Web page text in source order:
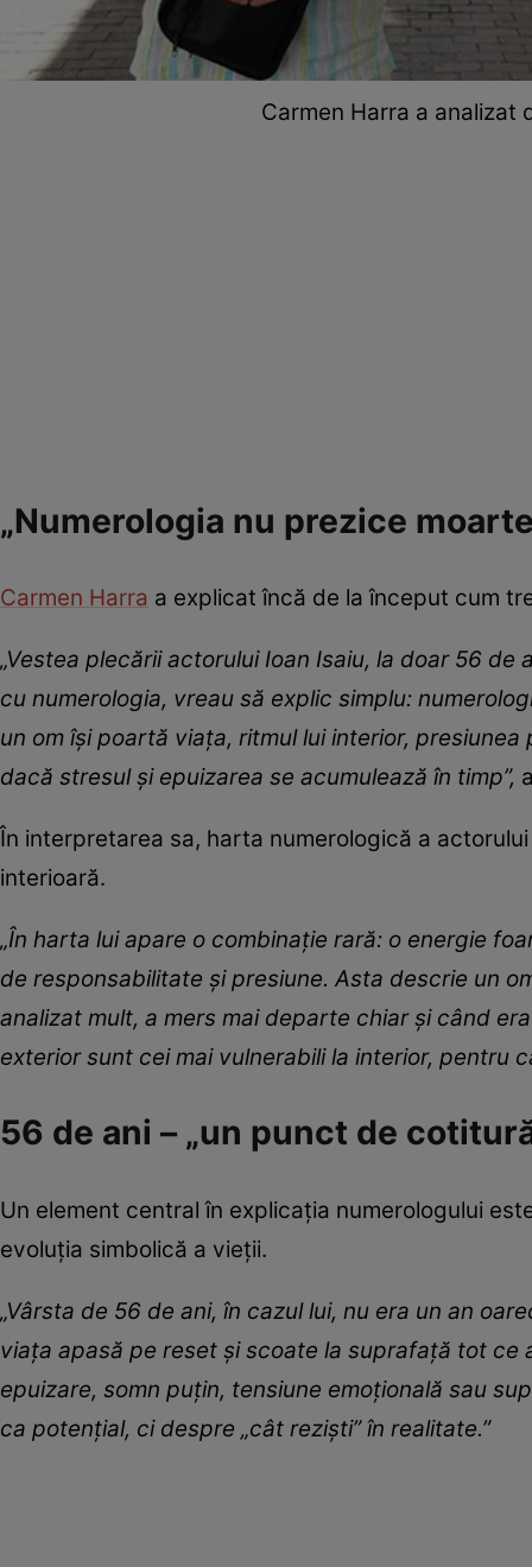
Carmen Harra a analizat
„Numerologia nu prezice
Carmen Harra a explicat încă de la început cum
„Vestea plecării actorului Ioan Isaiu, la doar 56
cu numerologia, vreau să explic simplu:
un om își poartă viața, ritmul lui interior,
dacă stresul și epuizarea se acumulează în timp”,
În interpretarea sa, harta numerologică a
interioară.
„În harta lui apare o combinație rară: o energie
de responsabilitate și presiune. Asta descrie un
analizat mult, a mers mai departe chiar și când
exterior sunt cei mai vulnerabili la interior, pentru
56 de ani – „un punct de
Un element central în explicația numerologului
evoluția simbolică a vieții.
„Vârsta de 56 de ani, în cazul lui, nu era un an
viața apasă pe reset și scoate la suprafață tot
epuizare, somn puțin, tensiune emoțională sau
ca potențial, ci despre „cât reziști” în realitate.”